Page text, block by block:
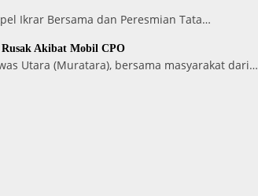
Ikrar Bersama dan Peresmian Tata…
Akibat Mobil CPO
Utara (Muratara), bersama masyarakat dari…